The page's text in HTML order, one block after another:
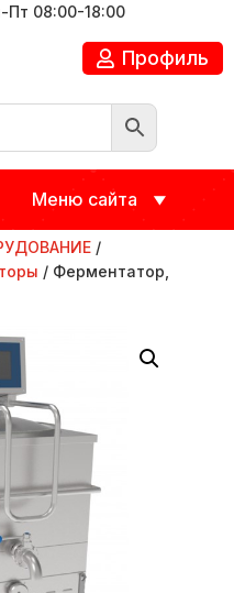
08:00-18:00
Профиль
Меню сайта
/
/ Ферментатор,